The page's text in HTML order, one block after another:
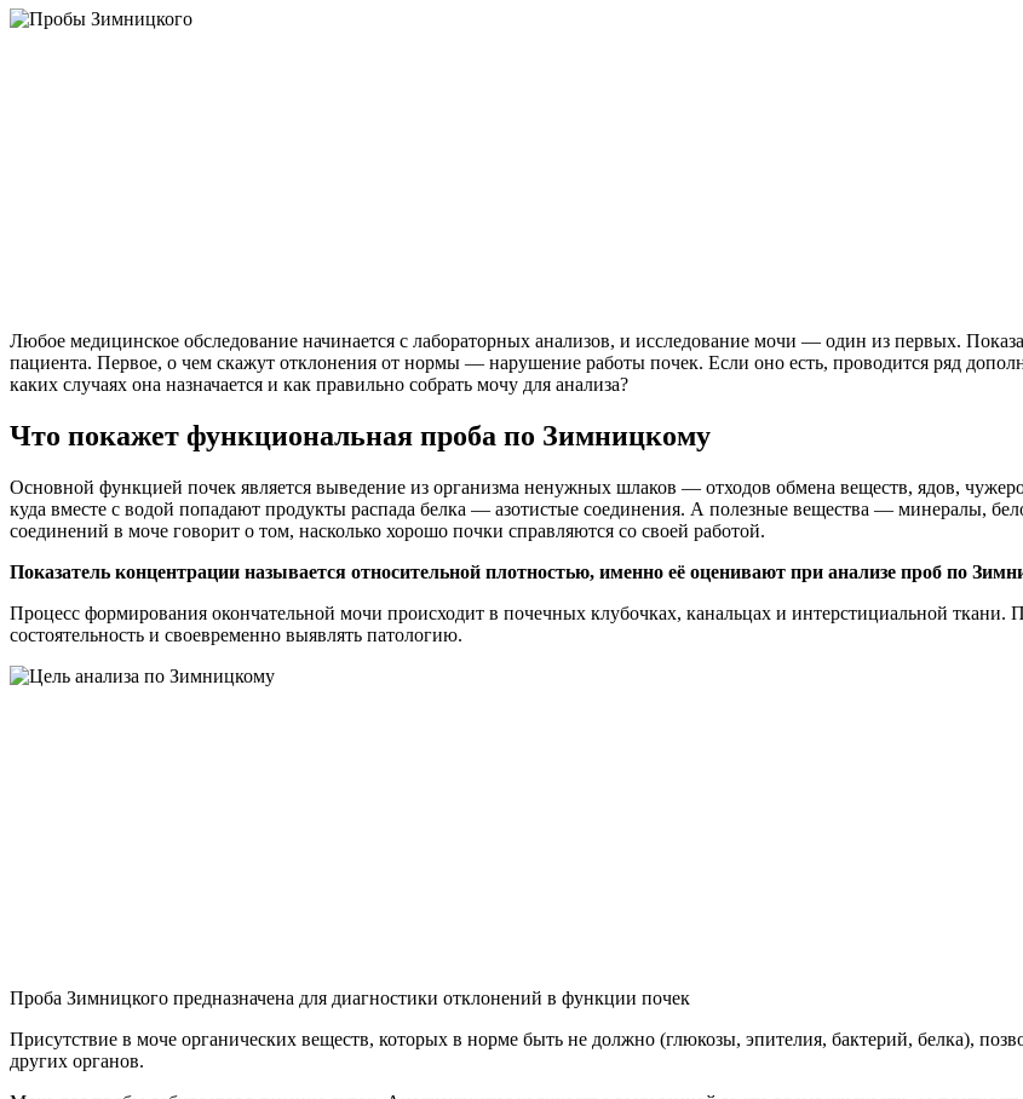
Любое медицинское обследование начинается с лабораторных анализов, и исследование мочи — один из первых.
пациента. Первое, о чем скажут отклонения от нормы — нарушение работы почек. Если оно есть, проводится ряд
каких случаях она назначается и как правильно собрать мочу для анализа?
Что покажет функциональная проба по Зимницкому
Основной функцией почек является выведение из организма ненужных шлаков — отходов обмена веществ, ядов,
куда вместе с водой попадают продукты распада белка — азотистые соединения. А полезные вещества — минералы,
соединений в моче говорит о том, насколько хорошо почки справляются со своей работой.
Показатель концентрации называется относительной плотностью, именно её оценивают при анализе проб по
Процесс формирования окончательной мочи происходит в почечных клубочках, канальцах и интерстициальной
состоятельность и своевременно выявлять патологию.
Проба Зимницкого предназначена для диагностики отклонений в функции почек
Присутствие в моче органических веществ, которых в норме быть не должно (глюкозы, эпителия, бактерий, белка),
других органов.